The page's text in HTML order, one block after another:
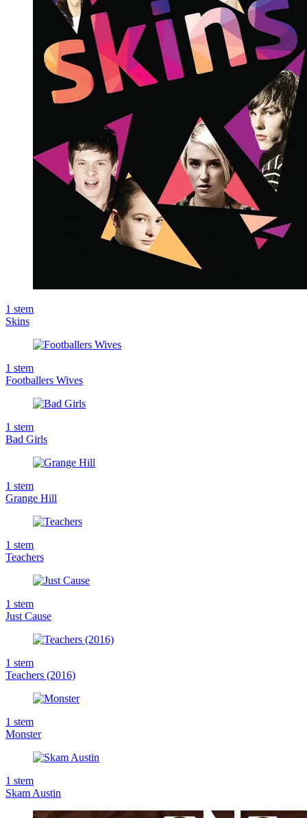
1 stem
Skins
1 stem
Footballers Wives
1 stem
Bad Girls
1 stem
Grange Hill
1 stem
Teachers
1 stem
Just Cause
1 stem
Teachers (2016)
1 stem
Monster
1 stem
Skam Austin